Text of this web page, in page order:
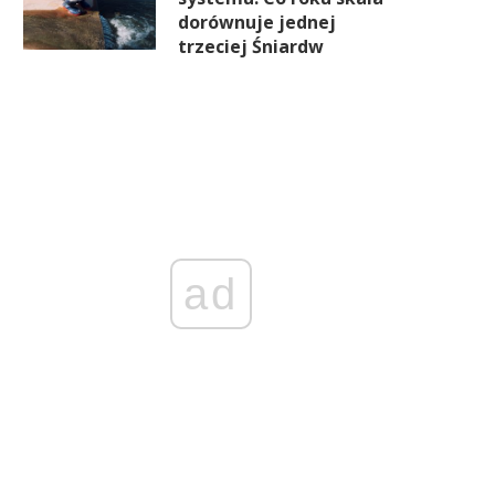
[AKTUALIZACJA]
dorównuje jednej
trzeciej Śniardw
ad